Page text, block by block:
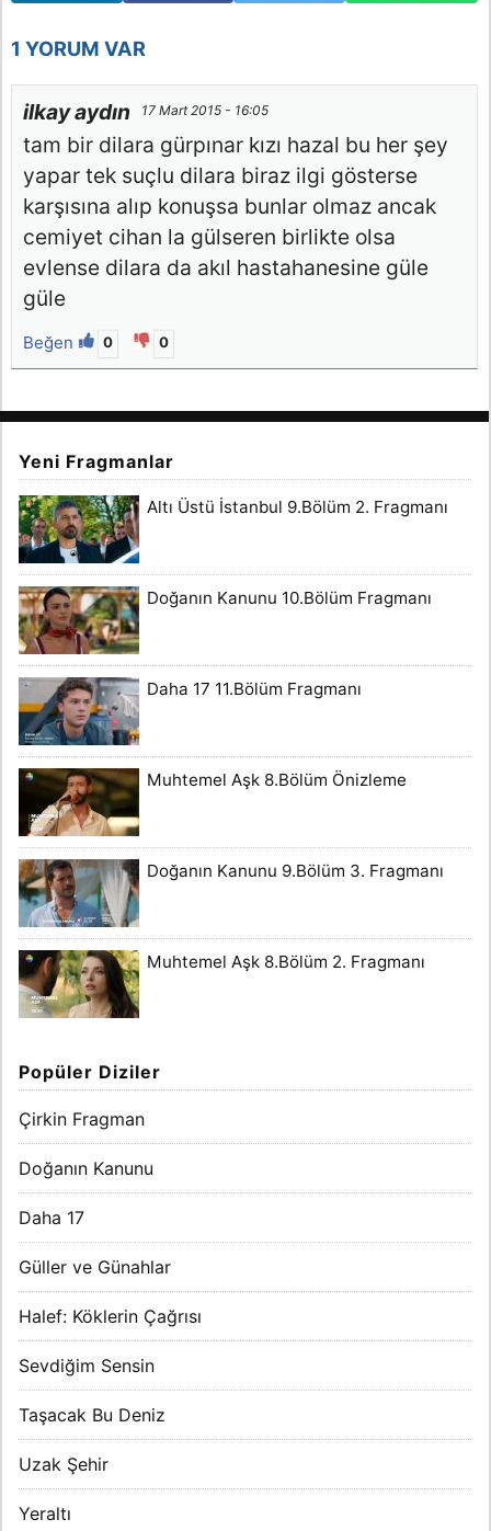
1 YORUM VAR
ilkay aydın 17 Mart 2015 - 16:05
tam bir dilara gürpınar kızı hazal bu her şey
yapar tek suçlu dilara biraz ilgi gösterse
karşısına alıp konuşsa bunlar olmaz ancak
cemiyet cihan la gülseren birlikte olsa
evlense dilara da akıl hastahanesine güle
güle
Beğen 0 0
Yeni Fragmanlar
Altı Üstü İstanbul 9.Bölüm 2. Fragmanı
Doğanın Kanunu 10.Bölüm Fragmanı
Daha 17 11.Bölüm Fragmanı
Muhtemel Aşk 8.Bölüm Önizleme
Doğanın Kanunu 9.Bölüm 3. Fragmanı
Muhtemel Aşk 8.Bölüm 2. Fragmanı
Popüler Diziler
Çirkin Fragman
Doğanın Kanunu
Daha 17
Güller ve Günahlar
Halef: Köklerin Çağrısı
Sevdiğim Sensin
Taşacak Bu Deniz
Uzak Şehir
Yeraltı